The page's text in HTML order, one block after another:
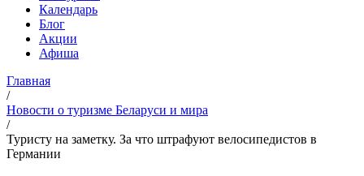
Календарь
Блог
Акции
Афиша
Главная
/
Новости о туризме Беларуси и мира
/
Туристу на заметку. За что штрафуют велосипедистов в
Германии